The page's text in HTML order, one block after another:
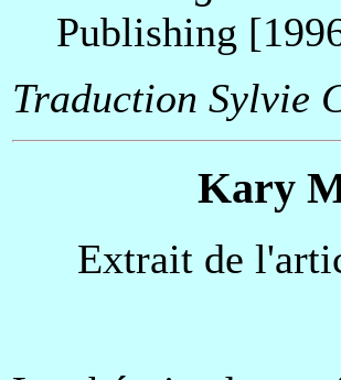
Publishing
Traduction Sylvie
Kary
Extrait de